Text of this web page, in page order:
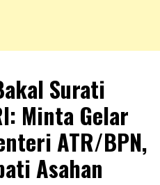
Surati
Minta Gelar
ATR/BPN,
Asahan